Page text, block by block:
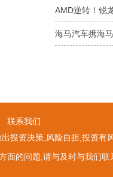
AMD逆转！锐
海马汽车携海
联系我们
投资决策,风险自担,投资有
面的问题,请与及时与我们联